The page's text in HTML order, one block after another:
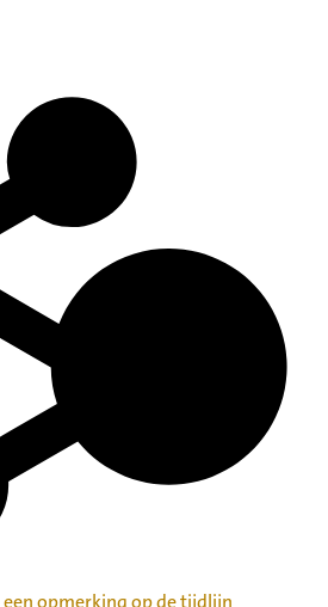
opmerking op de tijdlijn